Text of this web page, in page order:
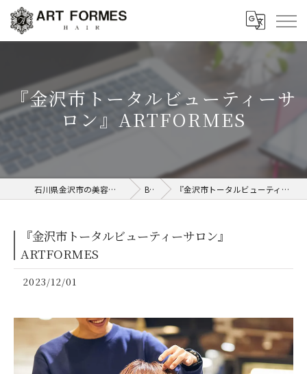
『金沢市トータルビューティーサ
ロン』ARTFORMES
石川県金沢市の美容室ならART FORMES Blog 『金沢市トータルビューティーサロン』ARTFORMES
『金沢市トータルビューティーサロン』
ARTFORMES
2023/12/01